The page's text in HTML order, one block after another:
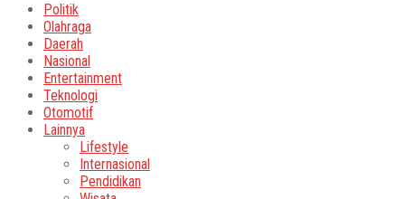
Politik
Olahraga
Daerah
Nasional
Entertainment
Teknologi
Otomotif
Lainnya
Lifestyle
Internasional
Pendidikan